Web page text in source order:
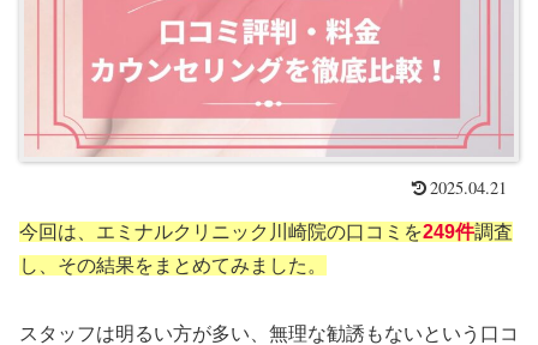
2025.04.21
今回は、エミナルクリニック川崎院の口コミを249件調査
し、その結果をまとめてみました。
スタッフは明るい方が多い、無理な勧誘もないという口コ